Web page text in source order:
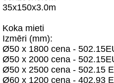
35x150x3.0m
Koka mieti
Izmēri (mm):
Ø50 x 1800 cena -
Ø50 x 2000 cena -
Ø50 x 2500 cena - 502.15
Ø60 x 1200 cena - 402.93